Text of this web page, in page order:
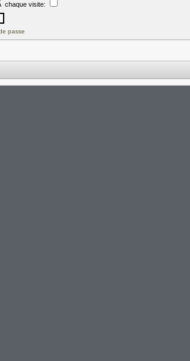
chaque visite:
passe